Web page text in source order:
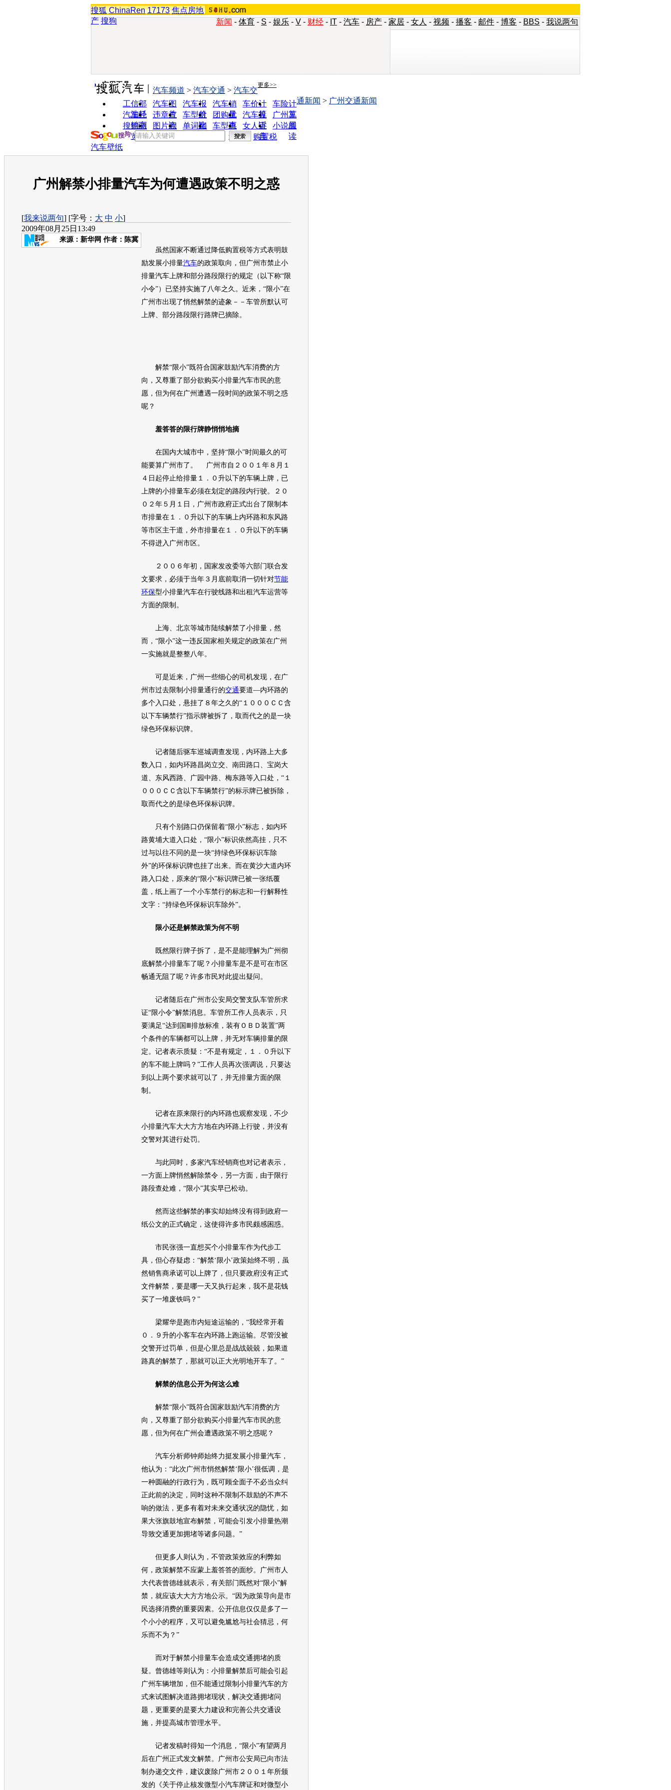
搜狐 ChinaRen 17173 焦点房地
产 搜狗 新闻 - 体育 - S - 娱乐 - V - 财经 - IT - 汽车 - 房产 - 家居 - 女人 - 视频 - 播客 - 邮件 - 博客 - BBS - 我说两句
实用工具 更多>>
工信部
油耗
汽车图
片
汽车报
价
汽车销
量
车价计
算
车险计
算
汽车经
销商
违章查
询
车型对
比
团购优
惠
汽车投
诉
广州车
展
搜狗浏
览器
图片欣
赏
单词翻
车型查
询
女人宝
典
小说阅
读
汽车频道 > 汽车交通 > 汽车交
通新闻 > 广州交通新闻
购置税
汽车壁纸
广州解禁小排量汽车为何遭遇政策不明之惑
[我来说两句] [字号： 大 中 小]
2009年08月25日13:49
来源： 新华网 作者：陈冀
虽然国家不断通过降低购置税等方式表明鼓
励发展小排量汽车的政策取向，但广州市禁止小
排量汽车 上牌和部分路段限行的规定（以下称“限
小令”）已坚持实施了八年之久。近来，“限小”在
广州市出现了悄然解禁的迹象－－车管所默认可
上牌、部分路段限行路牌已摘除。
解禁“限小”既符合国家鼓励汽车消费的方
向，又尊重了部分欲购买小排量汽车市民的意
愿，但为何在广州遭遇一段时间的政策不明之惑
呢？
羞答答的限行牌静悄悄地摘
在国内大城市中，坚持“限小”时间最久的可
能要算广州市了。 广州市自２００１年８月１
４日起停止给排量１．０升以下的车辆上牌，已
上牌的小排量车必须在划定的路段内行驶。２０
０２年５月１日，广州市政府正式出台了限制本
市排量在１．０升以下的车辆上内环路和东风路
等市区主干道，外市排量在１．０升以下的车辆
不得进入广州市区。
２００６年初，国家发改委等六部门联合发
文要求，必须于当年３月底前取消一切针对节能
环保型小排量汽车在行驶线路和出租 汽车运营等
方面的限制。
上海、北京等城市陆续解禁了小排量，然
而，“限小”这一违反国家相关规定的政策在广州
一实施就是整整八年。
可是近来，广州一些细心的司机发现，在广
州市过去限制小排量通行的交通要道—内环路的
多个入口处，悬挂了８年之久的“１０００ＣＣ含
以下车辆禁行”指示牌被拆了，取而代之的是一块
绿色环保标识牌。
记者随后驱车巡城调查发现，内环路上大多
数入口，如内环路昌岗立交、南田路口、宝岗大
道、东风西路、广园中路、梅东路等入口处，“１
０００ＣＣ含以下车辆禁行”的标示牌已被拆除，
取而代之的是绿色环保标识牌。
只有个别路口仍保留着“限小”标志，如内环
路黄埔大道入口处，“限小”标识依然高挂，只不
过与以往不同的是一块“持绿色环保标识车除
外”的环保标识牌也挂了出来。而在黄沙大道内环
路入口处，原来的“限小”标识牌已被一张纸覆
盖，纸上画了一个小车禁行的标志和一行解释性
文字：“持绿色环保标识车除外”。
限小还是解禁政策为何不明
既然限行牌子拆了，是不是能理解为广州彻
底解禁小排量车了呢？小排量车是不是可在市区
畅通无阻了呢？许多市民对此提出疑问。
记者随后在广州市公安局交警支队车管所求
证“限小令”解禁消息。车管所工作人员表示，只
要满足“达到国Ⅲ排放标准，装有ＯＢＤ装置”两
个条件的车辆都可以上牌，并无对车辆排量的限
定。记者表示质疑：“不是有规定，１．０升以下
的车不能上牌吗？”工作人员再次强调说，只要达
到以上两个要求就可以了，并无排量方面的限
制。
记者在原来限行的内环路也观察发现，不少
小排量汽车大大方方地在内环路上行驶，并没有
交警对其进行处罚。
与此同时，多家汽车经销商也对记者表示，
一方面上牌悄然解除禁令，另一方面，由于限行
路段查处难，“限小”其实早已松动。
然而这些解禁的事实却始终没有得到政府一
纸公文的正式确定，这使得许多市民颇感困惑。
市民张强一直想买个小排量车作为代步工
具，但心存疑虑：“解禁‘限小’政策始终不明，虽
然销售商承诺可以上牌了，但只要政府没有正式
文件解禁，要是哪一天又执行起来，我不是花钱
买了一堆废铁吗？”
梁耀华是跑市内短途运输的，“我经常开着
０．９升的小客车在内环路上跑运输。尽管没被
交警开过罚单，但是心里总是战战兢兢，如果道
路真的解禁了，那就可以正大光明地开车了。”
解禁的信息公开为何这么难
解禁“限小”既符合国家鼓励汽车消费的方
向，又尊重了部分欲购买小排量汽车市民的意
愿，但为何在广州会遭遇政策不明之惑呢？
汽车分析师钟师始终力挺发展小排量汽车 ，
他认为：“此次广州市悄然解禁‘限小’很低调，是
一种圆融的行政行为，既可顾全面子不必当众纠
正此前的决定，同时这种不限制不鼓励的不声不
响的做法，更多有着对未来交通状况的隐忧，如
果大张旗鼓地宣布解禁，可能会引发小排量热潮
导致交通 更加拥堵等诸多问题。”
但更多人则认为，不管政策效应的利弊如
何，政策解禁不应蒙上羞答答的面纱。广州市人
大代表曾德雄就表示，有关部门既然对“限小”解
禁，就应该大大方方地公示。“因为政策导向是市
民选择消费的重要因素。公开信息仅仅是多了一
个小小的程序，又可以避免尴尬与社会猜忌，何
乐而不为？”
而对于解禁小排量车会造成交通拥堵的质
疑。曾德雄等则认为：小排量解禁后可能会引起
广州车辆增加，但不能通过限制小排量汽车的方
式来试图解决道路拥堵现状，解决交通拥堵问
题，更重要的是要大力建设和完善公共交通设
施，并提高城市管理水平。
记者发稿时得知一个消息，“限小”有望两月
后在广州正式发文解禁。广州市公安局已向市法
制办递交文件，建议废除广州市２００１年所颁
发的《关于停止核发微型小汽车牌证和对微型小